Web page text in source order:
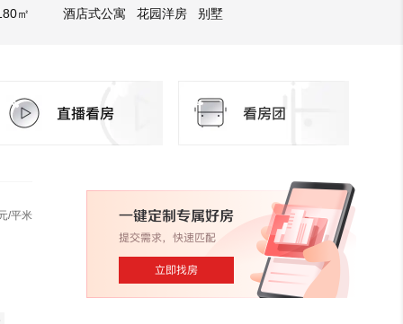
㎡
酒店式公寓
花园洋房
别墅
/平米